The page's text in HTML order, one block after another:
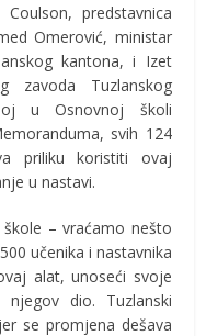
predstavnica
Omerović, ministar
kantona, i Izet
zavoda Tuzlanskog
u Osnovnoj školi
svih 124
priliku koristiti ovaj
u nastavi.
– vraćamo nešto
učenika i nastavnika
alat, unoseći svoje
dio. Tuzlanski
se promjena dešava